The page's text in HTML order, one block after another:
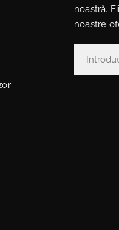
noastră.
noastre